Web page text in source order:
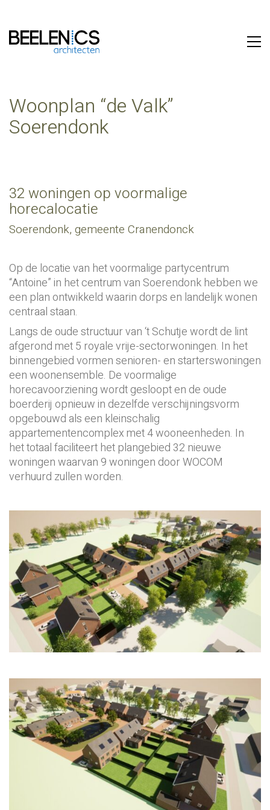
Woonplan “de Valk”
Soerendonk
32 woningen op voormalige
horecalocatie
Soerendonk, gemeente Cranendonck
Op de locatie van het voormalige partycentrum
“Antoine” in het centrum van Soerendonk hebben we
een plan ontwikkeld waarin dorps en landelijk wonen
centraal staan.
Langs de oude structuur van ‘t Schutje wordt de lint
afgerond met 5 royale vrije-sectorwoningen. In het
binnengebied vormen senioren- en starterswoningen
een woonensemble. De voormalige
horecavoorziening wordt gesloopt en de oude
boerderij opnieuw in dezelfde verschijningsvorm
opgebouwd als een kleinschalig
appartementencomplex met 4 wooneenheden. In
het totaal faciliteert het plangebied 32 nieuwe
woningen waarvan 9 woningen door WOCOM
verhuurd zullen worden.